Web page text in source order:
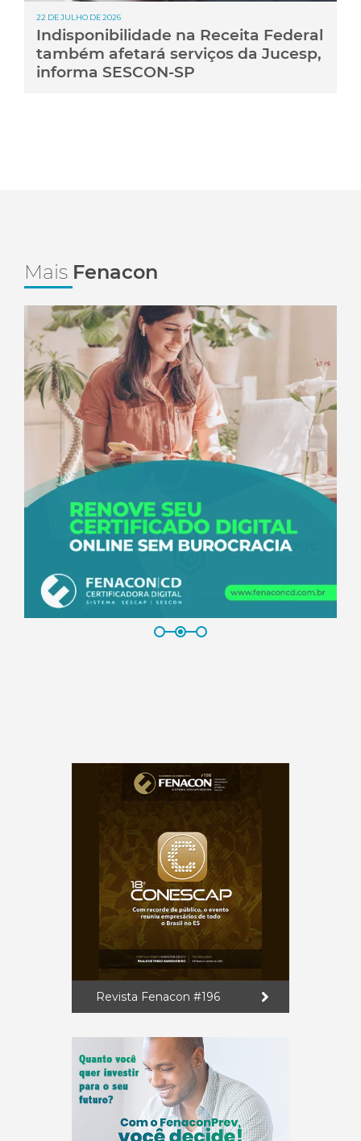
22 DE JULHO DE 2026
Indisponibilidade na Receita Federal
também afetará serviços da Jucesp,
informa SESCON-SP
Mais Fenacon
Revista Fenacon #196